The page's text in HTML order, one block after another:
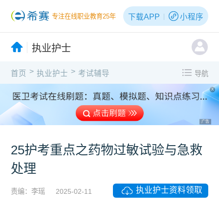
专注在线职业教育25年 下载APP 小程序
执业护士
首页 > 执业护士 > 考试辅导 导航
X
广告
25护考重点之药物过敏试验与急救
处理
责编：李瑶 2025-02-11 执业护士资料领取